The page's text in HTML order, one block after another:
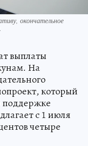
окончательное
выплаты
На
который
поддержке
с 1 июля
четыре